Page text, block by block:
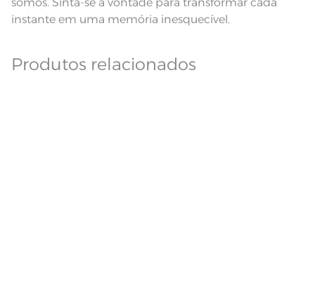
instante em uma memória inesquecível.
Produtos relacionados